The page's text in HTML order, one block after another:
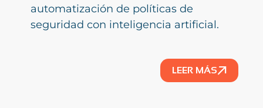
automatización de políticas de
seguridad con inteligencia artificial.
LEER MÁS